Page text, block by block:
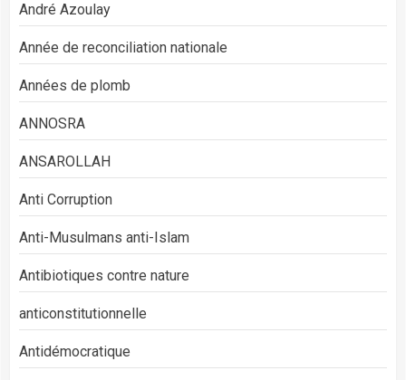
André Azoulay
Année de reconciliation nationale
Années de plomb
ANNOSRA
ANSAROLLAH
Anti Corruption
Anti-Musulmans anti-Islam
Antibiotiques contre nature
anticonstitutionnelle
Antidémocratique